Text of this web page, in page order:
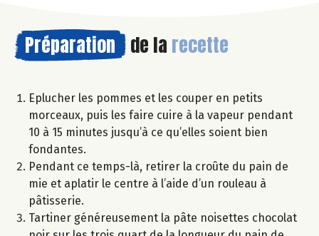
Préparation de la recette
Eplucher les pommes et les couper en petits
morceaux, puis les faire cuire à la vapeur pendant
10 à 15 minutes jusqu’à ce qu’elles soient bien
fondantes.
Pendant ce temps-là, retirer la croûte du pain de
mie et aplatir le centre à l’aide d’un rouleau à
pâtisserie.
Tartiner généreusement la pâte noisettes chocolat